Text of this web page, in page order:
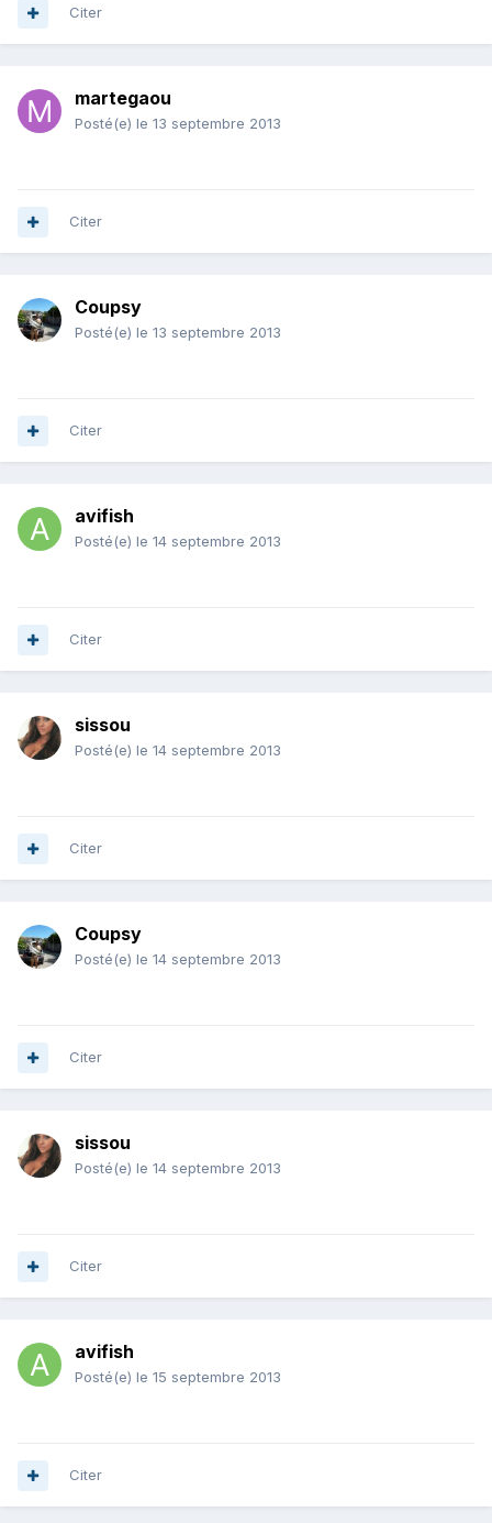
Citer
martegaou
Posté(e) le 13 septembre 2013
Citer
Coupsy
Posté(e) le 13 septembre 2013
Citer
avifish
Posté(e) le 14 septembre 2013
Citer
sissou
Posté(e) le 14 septembre 2013
Citer
Coupsy
Posté(e) le 14 septembre 2013
Citer
sissou
Posté(e) le 14 septembre 2013
Citer
avifish
Posté(e) le 15 septembre 2013
Citer